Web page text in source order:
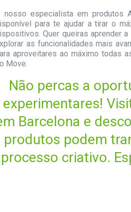
nosso especialista em produtos
para te ajudar a tirar o
Quer queiras aprender
as funcionalidades mais
aproveitares ao máximo todas
Move.
Não percas a
experimentares!
Barcelona e
produtos podem
processo criativo.